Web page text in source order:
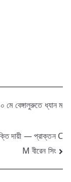
বেঙ্গালুরুতে ধ্যান ম
দায়ী — প্রাক্তন C
M বীরেন সিং